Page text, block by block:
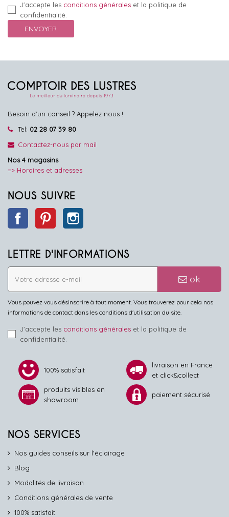
J'accepte les conditions générales et la politique de
confidentialité.
Besoin d'un conseil ? Appelez nous !
Tel: 02 28 07 39 80
Contactez-nous par mail
Nos 4 magasins
=> Horaires et adresses
NOUS SUIVRE
Facebook Pinterest
LETTRE D'INFORMATIONS
ok
Vous pouvez vous désinscrire à tout moment. Vous trouverez pour cela nos
informations de contact dans les conditions d'utilisation du site.
J'accepte les conditions générales et la politique de
confidentialité.
100% satisfait
livraison en France
et click&collect
produits visibles en
showroom
paiement sécurisé
NOS SERVICES
Nos guides conseils sur l'éclairage
Blog
Modalités de livraison
Conditions générales de vente
100% satisfait